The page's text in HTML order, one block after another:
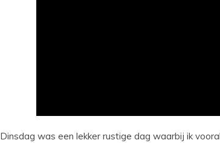
Dinsdag was een lekker rustige dag waarbij ik